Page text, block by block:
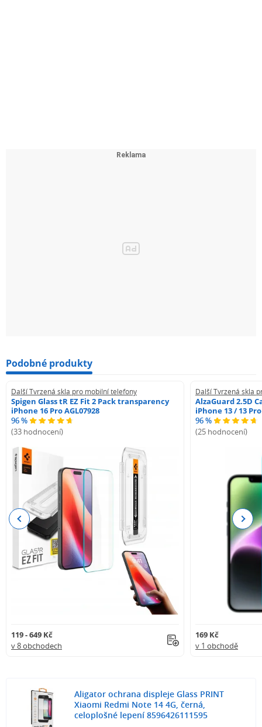
Podobné produkty
Další Tvrzená skla pro mobilní telefony
Spigen Glass tR EZ Fit 2 Pack transparency
iPhone 16 Pro AGL07928
96 %
(33 hodnocení)
119 - 649 Kč
v 8 obchodech
Další Tvrzená skla
AlzaGuard 2.5D
iPhone 13 / 13 Pro
96 %
(25 hodnocení)
169 Kč
v 1 obchodě
Previous Next
Aligator ochrana displeje Glass PRINT
Xiaomi Redmi Note 14 4G, černá,
celoplošné lepení 8596426111595